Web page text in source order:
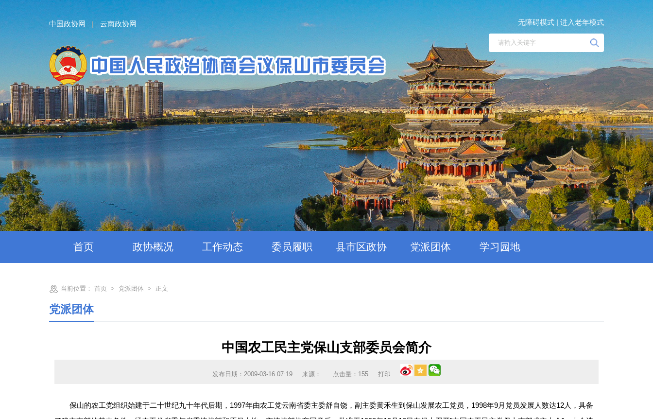
中国政协网 云南政协网 无障碍模式 | 进入老年模式
首页 政协概况 工作动态 委员履职 县市区政协 党派团体 学习园地
当前位置：首页 > 党派团体 > 正文
党派团体
中国农工民主党保山支部委员会简介
发布日期：2009-03-16 07:19 来源： 点击量： 155 打印
保山的农工党组织始建于二十世纪九十年代后期，1997年由农工党云南省委主委舒自饶，副主委黄禾生到保山发展农工党员，1998年9月党员发展人数达12人，具备